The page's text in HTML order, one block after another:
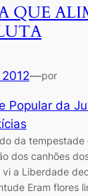
QUE
—por
Popular da
da tempestade
dos canhões
vi a Liberdade
Eram flores